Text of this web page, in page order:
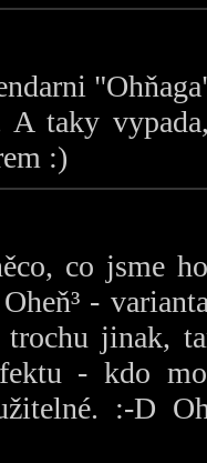
A taky
:)
co jsme
Oheň³ -
jinak,
- kdo
:-D